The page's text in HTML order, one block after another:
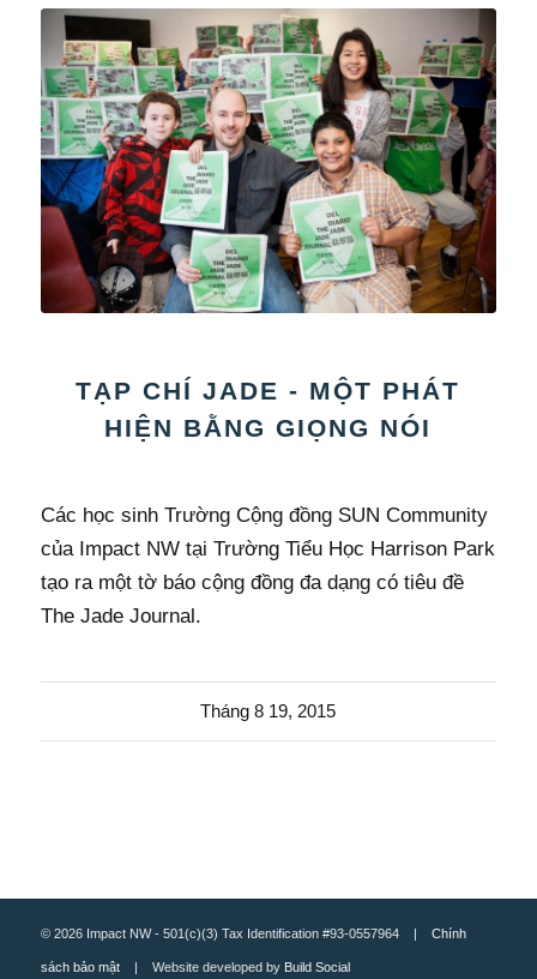
TẠP CHÍ JADE - MỘT PHÁT
HIỆN BẰNG GIỌNG NÓI
Các học sinh Trường Cộng đồng SUN Community
của Impact NW tại Trường Tiểu Học Harrison Park
tạo ra một tờ báo cộng đồng đa dạng có tiêu đề
The Jade Journal.
Tháng 8 19, 2015
© 2026 Impact NW - 501(c)(3) Tax Identification #93-0557964 | Chính
sách bảo mật| Website developed by Build Social